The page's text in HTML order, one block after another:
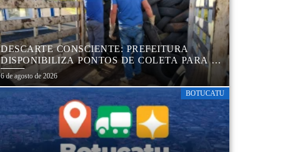
DESCARTE CONSCIENTE: PREFEITURA
DISPONIBILIZA PONTOS DE COLETA PARA O
DESCARTE AMBIENTALMENTE CORRETO DE
PNEUS, GARANTINDO DESTINAÇÃO
ADEQUADA E PRESERVAÇÃO AMBIENTAL
6 de agosto de 2026
BOTUCATU